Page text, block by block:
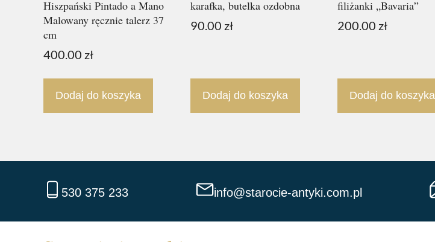
Hiszpański Pintado a Mano
Malowany ręcznie talerz 37
cm
400.00 zł
Dodaj do koszyka
karafka, butelka ozdobna
90.00 zł
Dodaj do koszyka
filiżanki „Bavaria”
200.00 zł
Dodaj do koszyka
530 375 233 info@starocie-antyki.com.pl